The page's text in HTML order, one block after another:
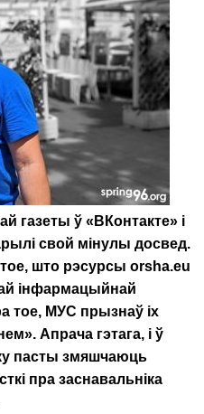
газеты ў « ВКонтакте» і
свой мінулы досвед.
тое, што рэсурсы orsha.eu
інфармацыйнай
тое, МУС прызнаў іх
Апрача гэтага, і ў
пасты змяшчаюць
пра заснавальніка